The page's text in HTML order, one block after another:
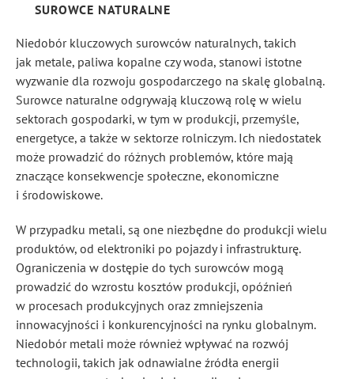
SUROWCE NATURALNE
Niedobór kluczowych surowców naturalnych, takich
jak metale, paliwa kopalne czy woda, stanowi istotne
wyzwanie dla rozwoju gospodarczego na skalę globalną.
Surowce naturalne odgrywają kluczową rolę w wielu
sektorach gospodarki, w tym w produkcji, przemyśle,
energetyce, a także w sektorze rolniczym. Ich niedostatek
może prowadzić do różnych problemów, które mają
znaczące konsekwencje społeczne, ekonomiczne
i środowiskowe.
W przypadku metali, są one niezbędne do produkcji wielu
produktów, od elektroniki po pojazdy i infrastrukturę.
Ograniczenia w dostępie do tych surowców mogą
prowadzić do wzrostu kosztów produkcji, opóźnień
w procesach produkcyjnych oraz zmniejszenia
innowacyjności i konkurencyjności na rynku globalnym.
Niedobór metali może również wpływać na rozwój
technologii, takich jak odnawialne źródła energii